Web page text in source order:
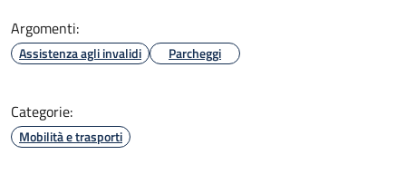
Argomenti:
Assistenza agli invalidi Parcheggi
Categorie:
Mobilità e trasporti